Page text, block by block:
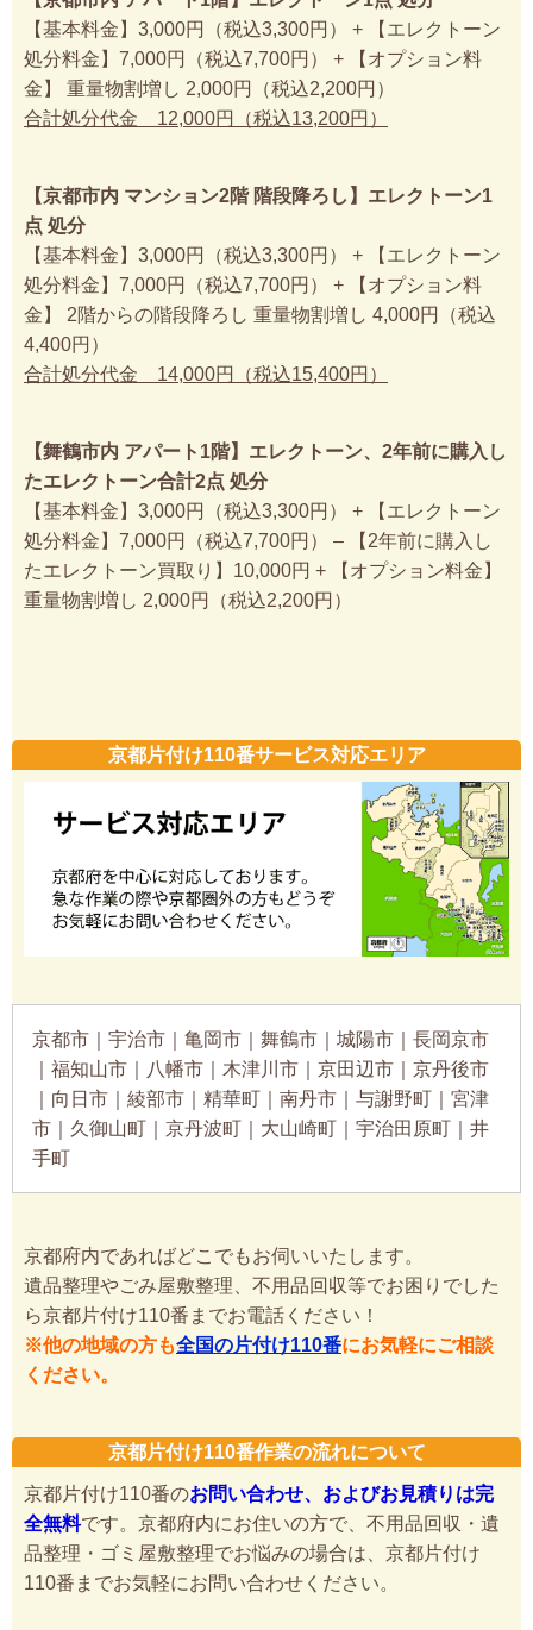
【基本料金】3,000円（税込3,300円） + 【エレクトーン
処分料金】7,000円（税込7,700円） + 【オプション料
金】 重量物割増し 2,000円（税込2,200円）
合計処分代金 12,000円（税込13,200円）
【京都市内 マンション2階 階段降ろし】エレクトーン1
点 処分
【基本料金】3,000円（税込3,300円） + 【エレクトーン
処分料金】7,000円（税込7,700円） + 【オプション料
金】 2階からの階段降ろし 重量物割増し 4,000円（税込
4,400円）
合計処分代金 14,000円（税込15,400円）
【舞鶴市内 アパート1階】エレクトーン、2年前に購入し
たエレクトーン合計2点 処分
【基本料金】3,000円（税込3,300円） + 【エレクトーン
処分料金】7,000円（税込7,700円） – 【2年前に購入し
たエレクトーン買取り】10,000円 + 【オプション料金】
重量物割増し 2,000円（税込2,200円）
京都片付け110番サービス対応エリア
京都市｜宇治市｜亀岡市｜舞鶴市｜城陽市｜長岡京市
｜福知山市｜八幡市｜木津川市｜京田辺市｜京丹後市
｜向日市｜綾部市｜精華町｜南丹市｜与謝野町｜宮津
市｜久御山町｜京丹波町｜大山崎町｜宇治田原町｜井
手町
京都府内であればどこでもお伺いいたします。
遺品整理やごみ屋敷整理、不用品回収等でお困りでした
ら京都片付け110番までお電話ください！
※他の地域の方も全国の片付け110番にお気軽にご相談
ください。
京都片付け110番作業の流れについて
京都片付け110番のお問い合わせ、およびお見積りは完
全無料です。京都府内にお住いの方で、不用品回収・遺
品整理・ゴミ屋敷整理でお悩みの場合は、京都片付け
110番までお気軽にお問い合わせください。